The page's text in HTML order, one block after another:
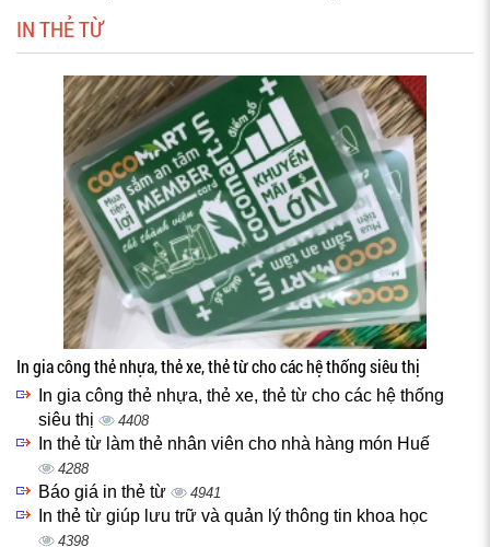
IN THẺ TỪ
In gia công thẻ nhựa, thẻ xe, thẻ từ cho các hệ thống siêu thị
In gia công thẻ nhựa, thẻ xe, thẻ từ cho các hệ thống
siêu thị
4408
In thẻ từ làm thẻ nhân viên cho nhà hàng món Huế
4288
Báo giá in thẻ từ 4941
In thẻ từ giúp lưu trữ và quản lý thông tin khoa học
4398